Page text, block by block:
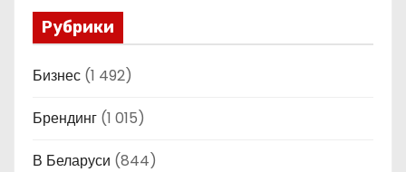
Рубрики
Бизнес (1 492)
Брендинг (1 015)
В Беларуси (844)